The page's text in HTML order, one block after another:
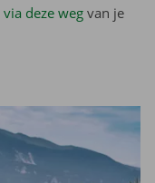
via deze weg van je